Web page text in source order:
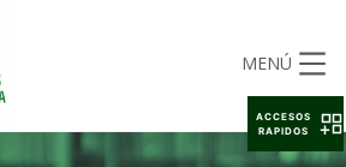
MENÚ
ACCESOS
RAPIDOS